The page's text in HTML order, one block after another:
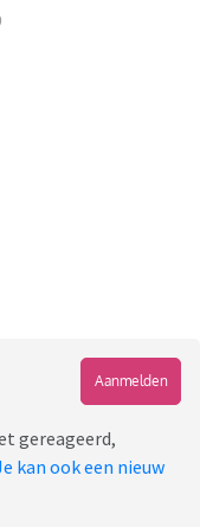
Aanmelden
gereageerd,
kan ook een nieuw